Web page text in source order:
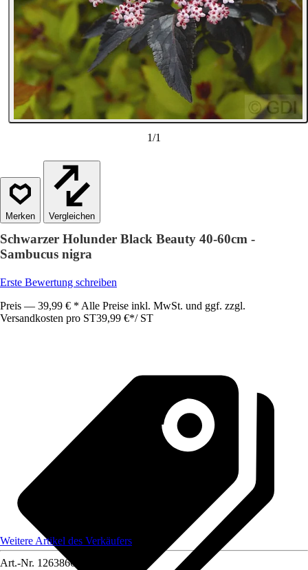
1/1
Vergleichen
Schwarzer Holunder Black Beauty 40-60cm -
Sambucus nigra
Erste Bewertung schreiben
Preis — 39,99 € * Alle Preise inkl. MwSt. und ggf. zzgl.
Versandkosten pro ST39,99 €*/ ST
Weitere Artikel des Verkäufers
Art.-Nr. 12638663